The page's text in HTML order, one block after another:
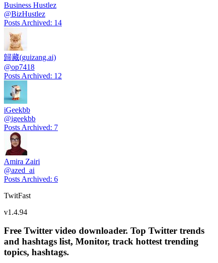
Business Hustlez
@BizHustlez
Posts Archived: 14
歸藏(guizang.ai)
@op7418
Posts Archived: 12
iGeekbb
@igeekbb
Posts Archived: 7
Amira Zairi
@azed_ai
Posts Archived: 6
TwitFast
v1.4.94
Free Twitter video downloader. Top Twitter trends
and hashtags list, Monitor, track hottest trending
topics, hashtags.